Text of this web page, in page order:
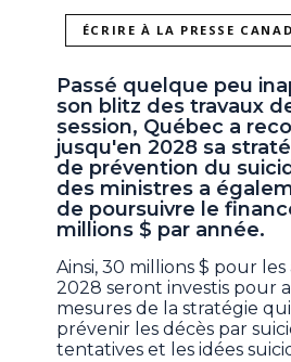
ÉCRIRE À LA PRESSE
Passé quelque peu
son blitz des travaux
session, Québec a
jusqu'en 2028 sa
de prévention du
des ministres a
de poursuivre le
millions $ par année.
Ainsi, 30 millions $ pour
2028 seront investis pour
mesures de la stratégie
prévenir les décès par
tentatives et les idées